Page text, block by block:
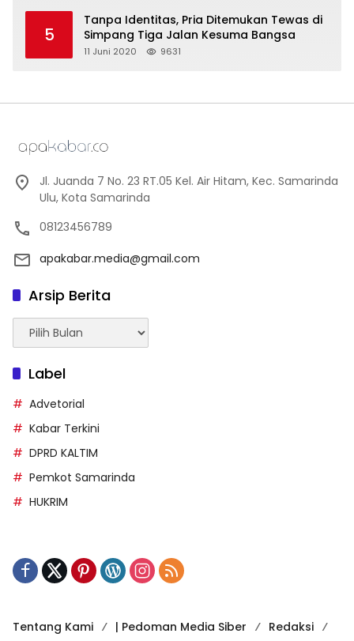
5
Tanpa Identitas, Pria Ditemukan Tewas di
Simpang Tiga Jalan Kesuma Bangsa
11 Juni 2020 9631
Jl. Juanda 7 No. 23 RT.05 Kel. Air Hitam, Kec. Samarinda
Ulu, Kota Samarinda
08123456789
apakabar.media@gmail.com
Arsip Berita
Arsip
Berita
Label
Advetorial
Kabar Terkini
DPRD KALTIM
Pemkot Samarinda
HUKRIM
Tentang Kami | Pedoman Media Siber
Redaksi